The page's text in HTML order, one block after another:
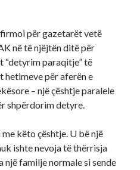
për gazetarët vetë
në të njëjtën ditë për
“detyrim paraqitje” të
hetimeve për aferën e
– një çështje paralele
shpërdorim detyre.
këto çështje. U bë një
ishte nevoja të thërrisja
një familje normale si sende